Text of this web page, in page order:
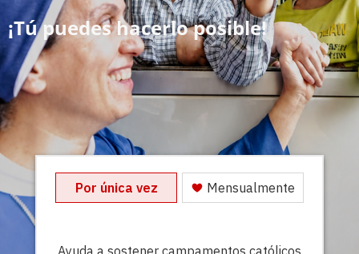
¡Tú puedes hacerlo posible!